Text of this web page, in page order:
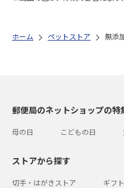
ホーム ペットストア 無添
郵便局のネットショップの特
母の日 こどもの日
ストアから探す
切手・はがきストア ギフ